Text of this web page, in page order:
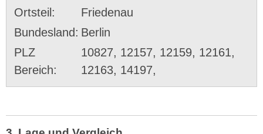
Ortsteil:
Friedenau
Bundesland: Berlin
PLZ
Bereich:
10827, 12157, 12159, 12161,
12163, 14197,